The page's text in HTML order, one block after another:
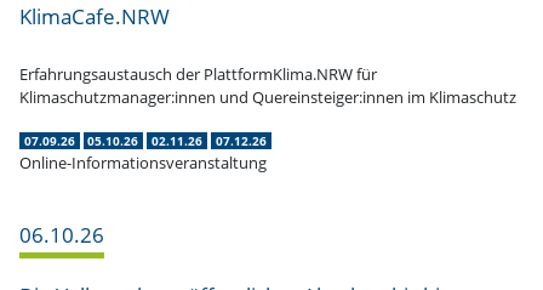
KlimaCafe.NRW
Erfah­rungs­aus­tausch der PlattformKlima.NRW für
Klimaschutzmanager:innen und Quereinsteiger:innen im Klimaschutz
07.09.26 05.10.26 02.11.26 07.12.26
Online-Informationsveranstaltung
06.10.26